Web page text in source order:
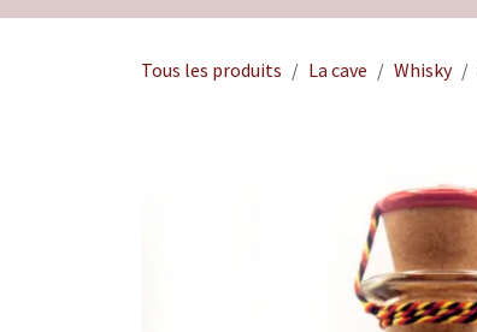
Tous les produits La cave Whisky